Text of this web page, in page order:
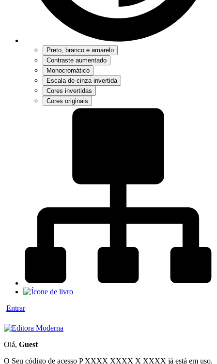
Preto, branco e amarelo
Contraste aumentado
Monocromático
Escala de cinza invertida
Cores invertidas
Cores originais
Entrar
Olá, Guest
O Seu código de acesso P XXXX XXXX X XXXX já está em uso.